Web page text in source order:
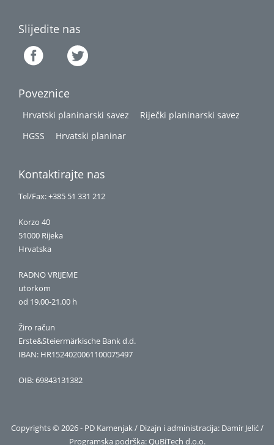
Slijedite nas
Poveznice
Hrvatski planinarski savez
Riječki planinarski savez
HGSS
Hrvatski planinar
Kontaktirajte nas
Tel/Fax: +385 51 331 212
Korzo 40
51000 Rijeka
Hrvatska
RADNO VRIJEME
utorkom
od 19.00-21.00 h
Žiro račun
Erste&Steiermärkische Bank d.d.
IBAN: HR1524020061100075497
OIB: 69843131382
Copyrights © 2026 - PD Kamenjak / Dizajn i administracija: Damir Jelić /
Programska podrška:QuBiTech d.o.o.